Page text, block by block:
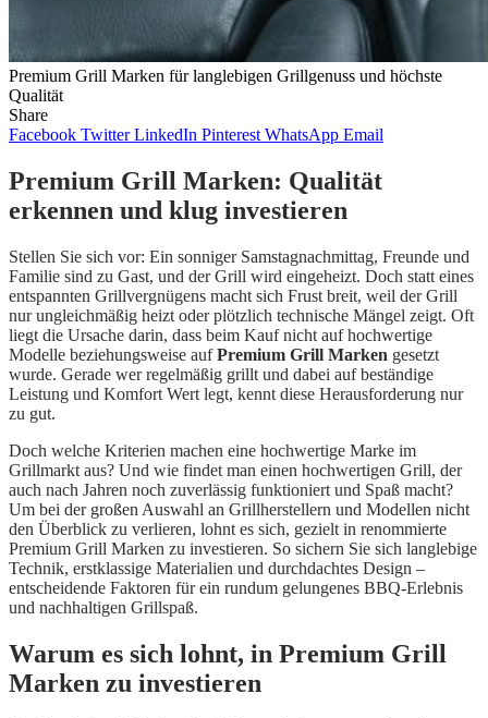
Premium Grill Marken für langlebigen Grillgenuss und höchste
Qualität
Share
Facebook Twitter LinkedIn Pinterest WhatsApp Email
Premium Grill Marken: Qualität
erkennen und klug investieren
Stellen Sie sich vor: Ein sonniger Samstagnachmittag, Freunde und
Familie sind zu Gast, und der Grill wird eingeheizt. Doch statt eines
entspannten Grillvergnügens macht sich Frust breit, weil der Grill
nur ungleichmäßig heizt oder plötzlich technische Mängel zeigt. Oft
liegt die Ursache darin, dass beim Kauf nicht auf hochwertige
Modelle beziehungsweise aufPremium Grill Marken gesetzt
wurde. Gerade wer regelmäßig grillt und dabei auf beständige
Leistung und Komfort Wert legt, kennt diese Herausforderung nur
zu gut.
Doch welche Kriterien machen eine hochwertige Marke im
Grillmarkt aus? Und wie findet man einen hochwertigen Grill, der
auch nach Jahren noch zuverlässig funktioniert und Spaß macht?
Um bei der großen Auswahl an Grillherstellern und Modellen nicht
den Überblick zu verlieren, lohnt es sich, gezielt in renommierte
Premium Grill Marken zu investieren. So sichern Sie sich langlebige
Technik, erstklassige Materialien und durchdachtes Design –
entscheidende Faktoren für ein rundum gelungenes BBQ-Erlebnis
und nachhaltigen Grillspaß.
Warum es sich lohnt, in Premium Grill
Marken zu investieren